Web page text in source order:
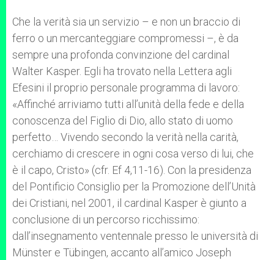
Che la verità sia un servizio – e non un braccio di
ferro o un mercanteggiare compromessi –, è da
sempre una profonda convinzione del cardinal
Walter Kasper. Egli ha trovato nella Lettera agli
Efesini il proprio personale programma di lavoro:
«Affinché arriviamo tutti all’unità della fede e della
conoscenza del Figlio di Dio, allo stato di uomo
perfetto… Vivendo secondo la verità nella carità,
cerchiamo di crescere in ogni cosa verso di lui, che
è il capo, Cristo» (cfr. Ef 4,11-16). Con la presidenza
del Pontificio Consiglio per la Promozione dell’Unità
dei Cristiani, nel 2001, il cardinal Kasper è giunto a
conclusione di un percorso ricchissimo:
dall’insegnamento ventennale presso le università di
Münster e Tübingen, accanto all’amico Joseph